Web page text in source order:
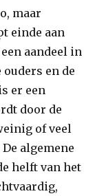
maar
einde aan
aandeel in
en de
er een
door de
of veel
algemene
helft van het